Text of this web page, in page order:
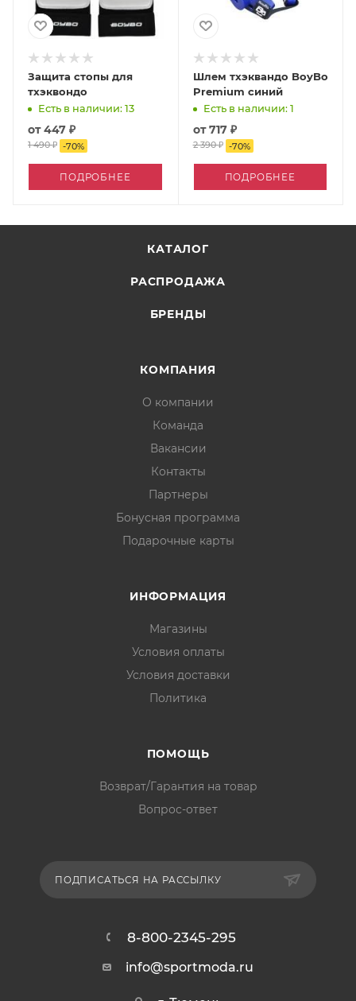
Защита стопы для
тхэквондо
Есть в наличии: 13
от447 ₽
1 490 ₽ -70%
ПОДРОБНЕЕ
Шлем тхэквандо BoyBo
Premium синий
Есть в наличии: 1
от717 ₽
2 390 ₽ -70%
ПОДРОБНЕЕ
КАТАЛОГ
РАСПРОДАЖА
БРЕНДЫ
КОМПАНИЯ
О компании
Команда
Вакансии
Контакты
Партнеры
Бонусная программа
Подарочные карты
ИНФОРМАЦИЯ
Магазины
Условия оплаты
Условия доставки
Политика
ПОМОЩЬ
Возврат/Гарантия на товар
Вопрос-ответ
ПОДПИСАТЬСЯ НА РАССЫЛКУ
8-800-2345-295
info@sportmoda.ru